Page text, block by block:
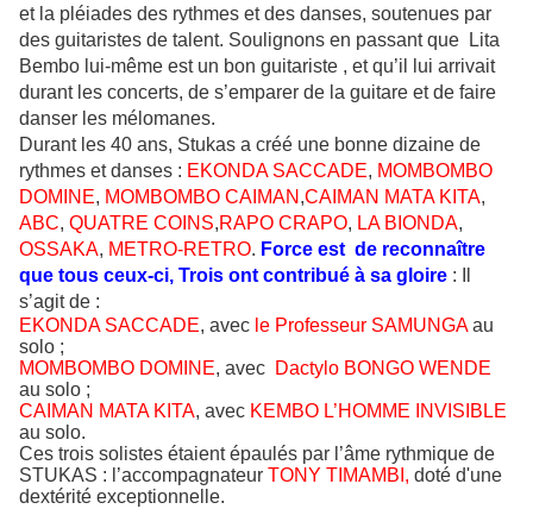
et la pléiades des rythmes et des danses, soutenues par
des guitaristes de talent. Soulignons en passant que Lita
Bembo lui-même est un bon guitariste , et qu’il lui arrivait
durant les concerts, de s’emparer de la guitare et de faire
danser les mélomanes.
Durant les 40 ans, Stukas a créé une bonne dizaine de
rythmes et danses : EKONDA SACCADE, MOMBOMBO
DOMINE, MOMBOMBO CAIMAN ,CAIMAN MATA KITA,
ABC, QUATRE COINS,RAPO CRAPO, LA BIONDA,
OSSAKA, METRO-RETRO. Force est de reconnaître
que tous ceux-ci, Trois ont contribué à sa gloire : Il
s’agit de :
EKONDA SACCADE, avec le Professeur SAMUNGAau
solo ;
MOMBOMBO DOMINE, avec Dactylo BONGO WENDE
au solo ;
CAIMAN MATA KITA, avec KEMBO L’HOMME INVISIBLE
au solo.
Ces trois solistes étaient épaulés par l’âme rythmique de
STUKAS : l’accompagnateur TONY TIMAMBI, doté d'une
dextérité exceptionnelle.